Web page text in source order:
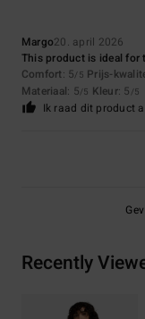
Margo20. april 2026
This product is ideal for
Comfort: 5/5 Prijs-
Materiaal: 5/5 Kleur: 5 /5
Ik raad dit product
Recently